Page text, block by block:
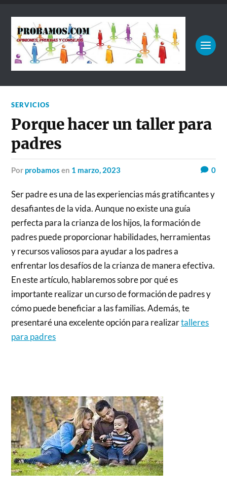
SERVICIOS
Porque hacer un taller para
padres
por probamos en 1 marzo, 2023 0
Ser padre es una de las experiencias más gratificantes y
desafiantes de la vida. Aunque no existe una guía
perfecta para la crianza de los hijos, la formación de
padres puede proporcionar habilidades, herramientas
y recursos valiosos para ayudar a los padres a
enfrentar los desafíos de la crianza de manera efectiva.
En este artículo, hablaremos sobre por qué es
importante realizar un curso de formación de padres y
cómo puede beneficiar a las familias. Además, te
presentaré una excelente opción para realizartalleres
para padres